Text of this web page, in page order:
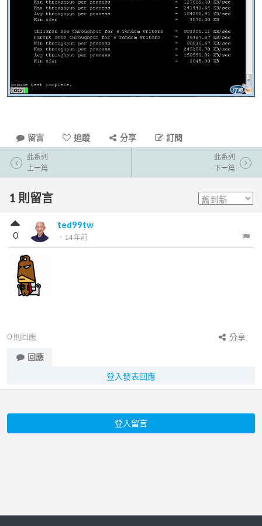
留言 追蹤 分享 訂閱
此系列
上一篇
此系列
下一篇
1 則留言
ted99tw
． 14 年前
0
0 則回應
分享
回應
登入發表回應
登入留言